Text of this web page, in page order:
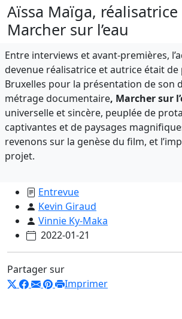
Aïssa Maïga, réalisatrice
Marcher sur l’eau
Entre interviews et avant-premières,
devenue réalisatrice et autrice était de
Bruxelles pour la présentation de son
métrage documentaire, Marcher sur
universelle et sincère, peuplée de
captivantes et de paysages
revenons sur la genèse du film, et
projet.
Entrevue
Kevin Giraud
Vinnie Ky-Maka
2022-01-21
Partager sur
Imprimer